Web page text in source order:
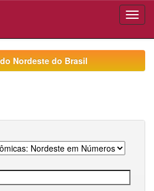
Nordeste do Brasil